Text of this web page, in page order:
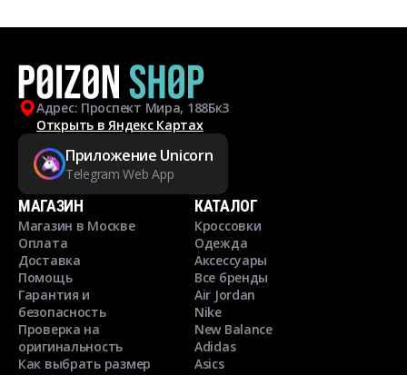
Адрес: Проспект Мира, 188Бк3
Открыть в Яндекс Картах
Приложение Unicorn
Telegram Web App
МАГАЗИН
Магазин в Москве
Оплата
Доставка
Помощь
Гарантия и
безопасность
Проверка на
оригинальность
Как выбрать размер
КАТАЛОГ
Кроссовки
Одежда
Аксессуары
Все бренды
Air Jordan
Nike
New Balance
Adidas
Asics